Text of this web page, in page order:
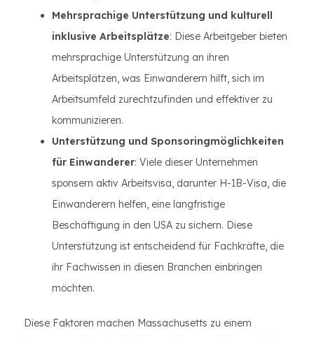
Mehrsprachige Unterstützung und kulturell
inklusive Arbeitsplätze: Diese Arbeitgeber bieten
mehrsprachige Unterstützung an ihren
Arbeitsplätzen, was Einwanderern hilft, sich im
Arbeitsumfeld zurechtzufinden und effektiver zu
kommunizieren.
Unterstützung und Sponsoringmöglichkeiten
für Einwanderer: Viele dieser Unternehmen
sponsern aktiv Arbeitsvisa, darunter H-1B-Visa, die
Einwanderern helfen, eine langfristige
Beschäftigung in den USA zu sichern. Diese
Unterstützung ist entscheidend für Fachkräfte, die
ihr Fachwissen in diesen Branchen einbringen
möchten.
Diese Faktoren machen Massachusetts zu einem